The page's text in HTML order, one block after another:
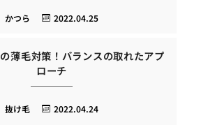
2022.04.25
かつら
薄毛対策！バランスの取れたアプ
ローチ
2022.04.24
抜け毛